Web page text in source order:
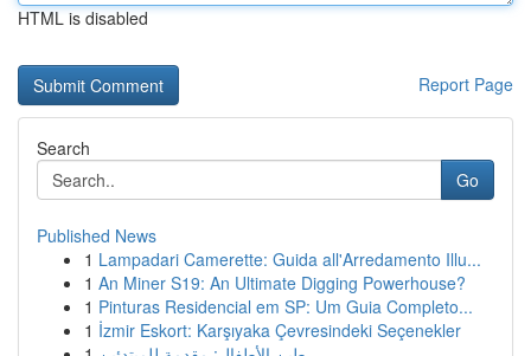
HTML is disabled
Report Page
Search
Go
Published News
1 Lampadari Camerette: Guida all'Arredamento Illu...
1 An Miner S19: An Ultimate Digging Powerhouse?
1 Pinturas Residencial em SP: Um Guia Completo...
1 İzmir Eskort: Karşıyaka Çevresindeki Seçenekler